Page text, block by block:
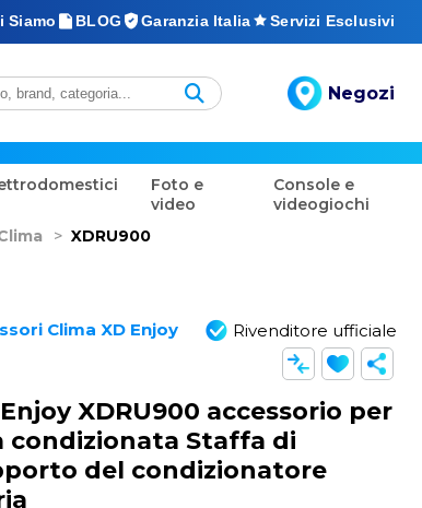
Siamo BLOG Garanzia Italia Servizi Esclusivi
Negozi
Foto e
video
Console e
videogiochi
> XDRU900
Clima XD Enjoy Rivenditore ufficiale
XDRU900 accessorio per
condizionata Staffa di
del condizionatore